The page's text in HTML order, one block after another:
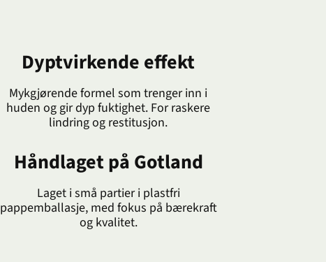
Dyptvirkende effekt
Mykgjørende formel som trenger inn i
huden og gir dyp fuktighet. For raskere
lindring og restitusjon.
Håndlaget på Gotland
Laget i små partier i plastfri
pappemballasje, med fokus på bærekraft
og kvalitet.